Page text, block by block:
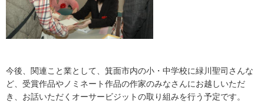
今後、関連こと業として、箕面市内の小・中学校に緑川聖司さんな
ど、受賞作品やノミネート作品の作家のみなさんにお越しいただ
き、お話いただくオーサービジットの取り組みを行う予定です。